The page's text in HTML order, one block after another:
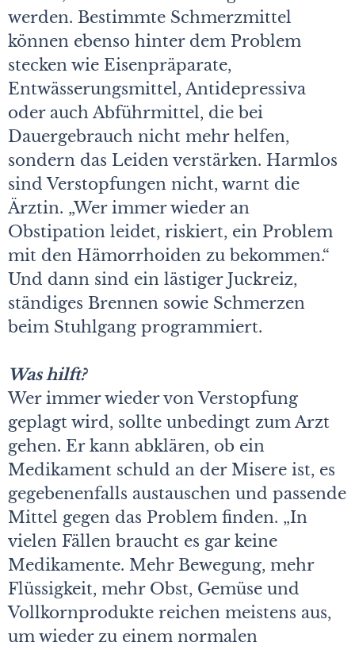
werden. Bestimmte Schmerzmittel
können ebenso hinter dem Problem
stecken wie Eisenpräparate,
Entwässerungsmittel, Antidepressiva
oder auch Abführmittel, die bei
Dauergebrauch nicht mehr helfen,
sondern das Leiden verstärken. Harmlos
sind Verstopfungen nicht, warnt die
Ärztin. „Wer immer wieder an
Obstipation leidet, riskiert, ein Problem
mit den Hämorrhoiden zu bekommen.“
Und dann sind ein lästiger Juckreiz,
ständiges Brennen sowie Schmerzen
beim Stuhlgang programmiert.
Was hilft?
Wer immer wieder von Verstopfung
geplagt wird, sollte unbedingt zum Arzt
gehen. Er kann abklären, ob ein
Medikament schuld an der Misere ist, es
gegebenenfalls austauschen und passende
Mittel gegen das Problem finden. „In
vielen Fällen braucht es gar keine
Medikamente. Mehr Bewegung, mehr
Flüssigkeit, mehr Obst, Gemüse und
Vollkornprodukte reichen meistens aus,
um wieder zu einem normalen